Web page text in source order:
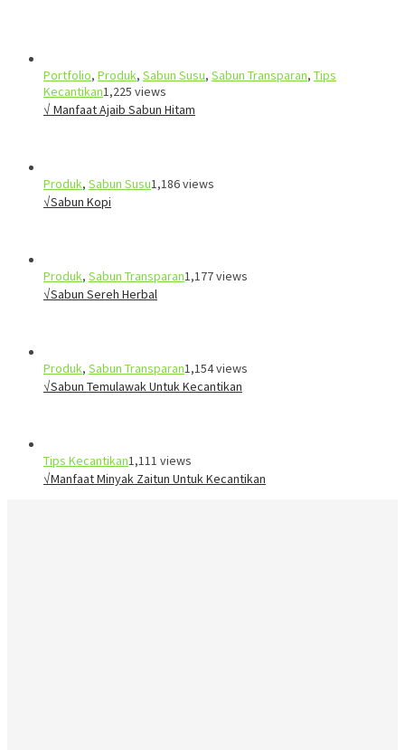
Portfolio, Produk, Sabun Susu, Sabun Transparan, Tips
Kecantikan1,225 views
√ Manfaat Ajaib Sabun Hitam
Produk, Sabun Susu1,186 views
√Sabun Kopi
Produk, Sabun Transparan1,177 views
√Sabun Sereh Herbal
Produk, Sabun Transparan1,154 views
√Sabun Temulawak Untuk Kecantikan
Tips Kecantikan1,111 views
√Manfaat Minyak Zaitun Untuk Kecantikan